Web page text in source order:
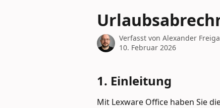
Verfasst von Alexander
10. Februar 2026
1. Einleitung
Mit Lexware Office haben Sie